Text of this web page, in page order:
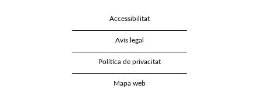
Accessibilitat
Avís legal
Política de privacitat
Mapa web